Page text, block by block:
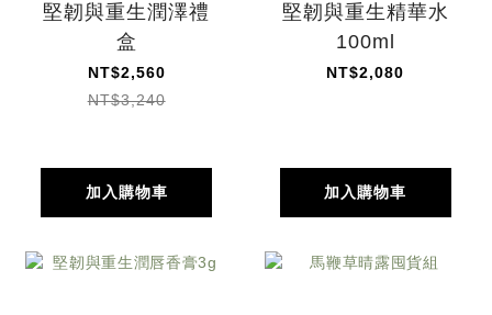
堅韌與重生潤澤禮
盒
NT$2,560
NT$3,240
加入購物車
堅韌與重生精華水
100ml
NT$2,080
加入購物車